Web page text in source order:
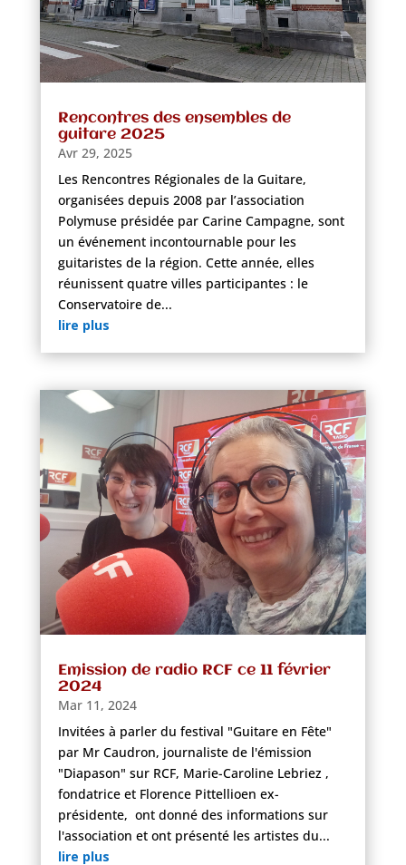
Rencontres des ensembles de
guitare 2025
Avr 29, 2025
Les Rencontres Régionales de la Guitare,
organisées depuis 2008 par l’association
Polymuse présidée par Carine Campagne, sont
un événement incontournable pour les
guitaristes de la région. Cette année, elles
réunissent quatre villes participantes : le
Conservatoire de...
lire plus
Emission de radio RCF ce 11 février
2024
Mar 11, 2024
Invitées à parler du festival "Guitare en Fête"
par Mr Caudron, journaliste de l'émission
"Diapason" sur RCF, Marie-Caroline Lebriez ,
fondatrice et Florence Pittellioen ex-
présidente, ont donné des informations sur
l'association et ont présenté les artistes du...
lire plus